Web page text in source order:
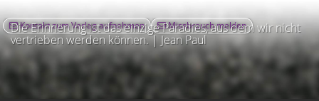
Die Erinnerung ist das einzige Paradies, aus dem wir nicht
vertrieben werden können. | Jean Paul
Kontakt zum Verlag aufnehmen Missbrauch melden